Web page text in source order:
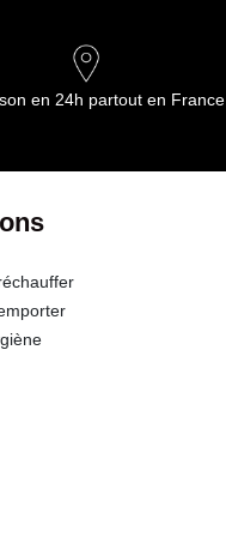
en 24h partout en France